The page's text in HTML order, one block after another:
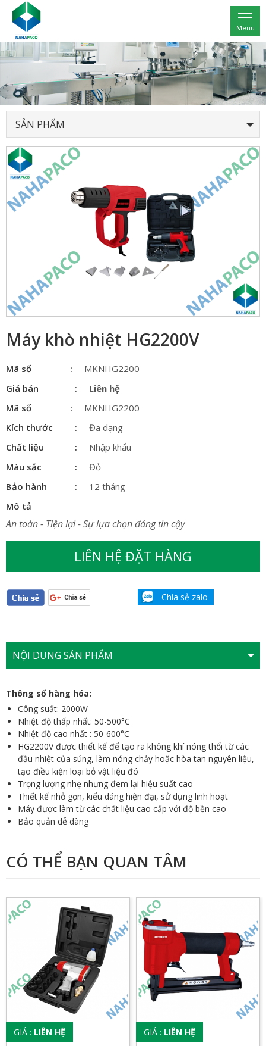
Menu
SẢN PHẨM
Máy khò nhiệt HG2200V
Mã số
MKNHG2200V
Giá bán
Liên hệ
Mã số
MKNHG2200V
Kích thước
Đa dạng
Chất liệu
Nhập khẩu
Màu sắc
Đỏ
Bảo hành
12 tháng
Mô tả
An toàn - Tiện lợi - Sự lựa chọn đáng tin cậy
LIÊN HỆ ĐẶT HÀNG
Chia sẻ zalo
NỘI DUNG SẢN PHẨM
Thông số hàng hóa:
Công suất: 2000W
Nhiệt độ thấp nhất: 50-500°C
Nhiệt độ cao nhất : 50-600°C
HG2200V được thiết kế để tạo ra không khí nóng thổi từ các
đầu nhiệt của súng, làm nóng chảy hoặc hòa tan nguyên liệu,
tạo điều kiện loại bỏ vật liệu đó
Trọng lượng nhẹ nhưng đem lại hiệu suất cao
Thiết kế nhỏ gọn, kiểu dáng hiện đại, sử dụng linh hoạt
Máy được làm từ các chất liệu cao cấp với độ bền cao
Bảo quản dễ dàng
CÓ THỂ BẠN QUAN TÂM
GIÁ : LIÊN HỆ GIÁ : LIÊN HỆ